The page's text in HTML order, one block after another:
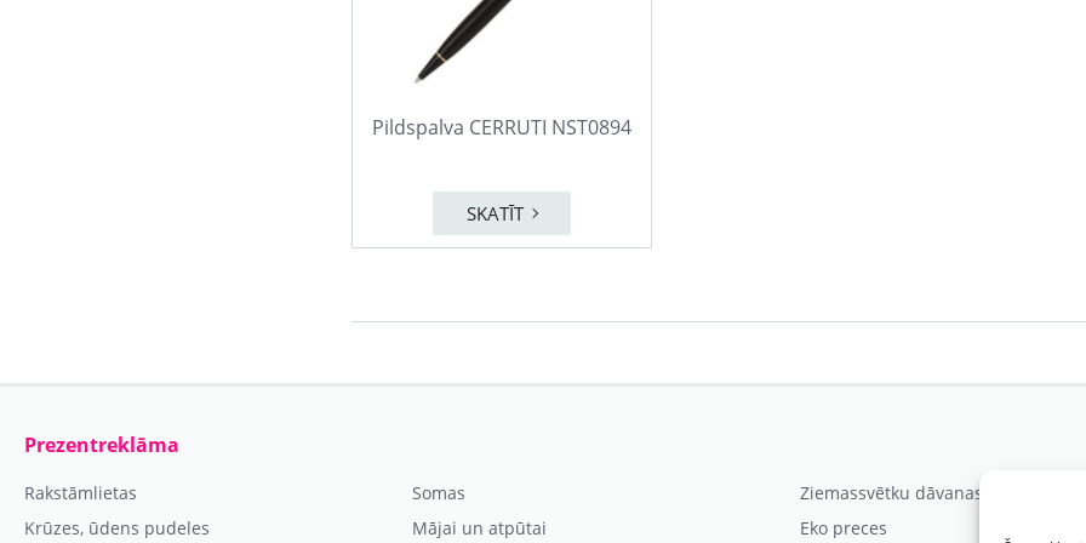
Pildspalva CERRUTI NST0894
SKATĪT
Prezentreklāma
Rakstāmlietas
Krūzes, ūdens pudeles
Somas
Mājai un atpūtai
Ziemassvētku dāvanas
Eko preces